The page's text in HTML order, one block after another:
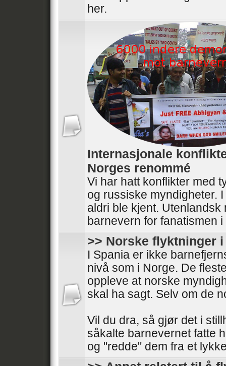
her.
Internasjonale
Norges renommé
Vi har hatt konflikter med
og russiske myndigheter.
aldri ble kjent.
barnevern for fanatismen
>> Norske flyktninger i
I Spania er ikke
nivå som i Norge. De
oppleve at norske
skal ha sagt. Selv om de
Vil du dra, så gjør det i
såkalte barnevernet fatte
og "redde" dem fra et